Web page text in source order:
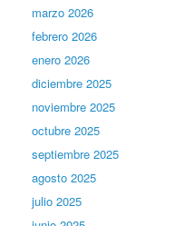
marzo 2026
febrero 2026
enero 2026
diciembre 2025
noviembre 2025
octubre 2025
septiembre 2025
agosto 2025
julio 2025